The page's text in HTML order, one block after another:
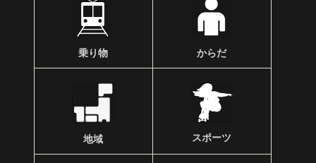
乗り物 からだ
地域 スポーツ